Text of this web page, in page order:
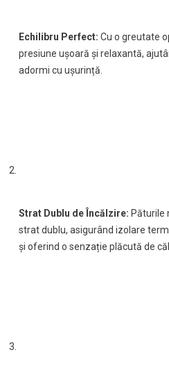
Echilibru Perfect: Cu o greutate
presiune ușoară și relaxantă,
adormi cu ușurință.
Strat Dublu de Încălzire: Păturile
strat dublu, asigurând izolare
și oferind o senzație plăcută de